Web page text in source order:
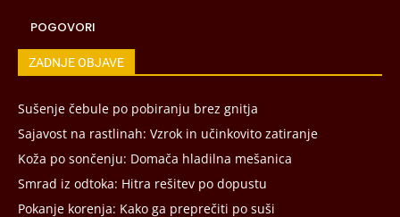
POGOVORI
ZADNJE OBJAVE
Sušenje čebule po pobiranju brez gnitja
Sajavost na rastlinah: Vzrok in učinkovito zatiranje
Koža po sončenju: Domača hladilna mešanica
Smrad iz odtoka: Hitra rešitev po dopustu
Pokanje korenja: Kako ga preprečiti po suši